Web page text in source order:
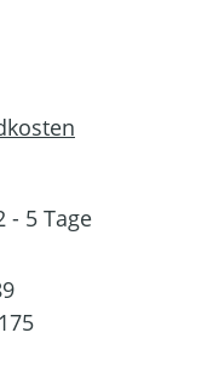
- 5 Tage